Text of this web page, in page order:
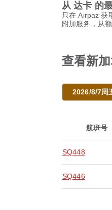
从 达卡 的
只在 Airpaz 获
附加服务，从
查看新
2026/8/7周
航班号
SQ448
SQ446